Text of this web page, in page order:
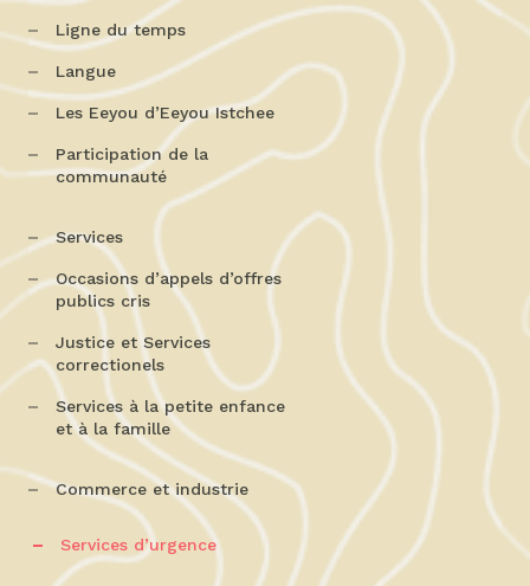
Ligne du temps
Langue
Les Eeyou d’Eeyou Istchee
Participation de la
communauté
Services
Occasions d’appels d’offres
publics cris
Justice et Services
correctionels
Services à la petite enfance
et à la famille
Commerce et industrie
Services d’urgence